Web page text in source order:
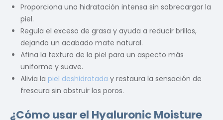
Proporciona una hidratación intensa sin sobrecargar la
piel.
Regula el exceso de grasa y ayuda a reducir brillos,
dejando un acabado mate natural.
Afina la textura de la piel para un aspecto más
uniforme y suave.
Alivia la piel deshidratada y restaura la sensación de
frescura sin obstruir los poros.
¿Cómo usar el Hyaluronic Moisture